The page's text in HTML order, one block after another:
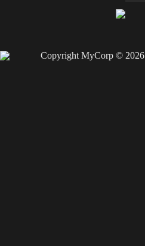
Copyright MyCorp © 2026